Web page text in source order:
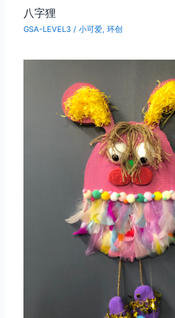
八字狸
GSA-LEVEL3 /小可爱,环创